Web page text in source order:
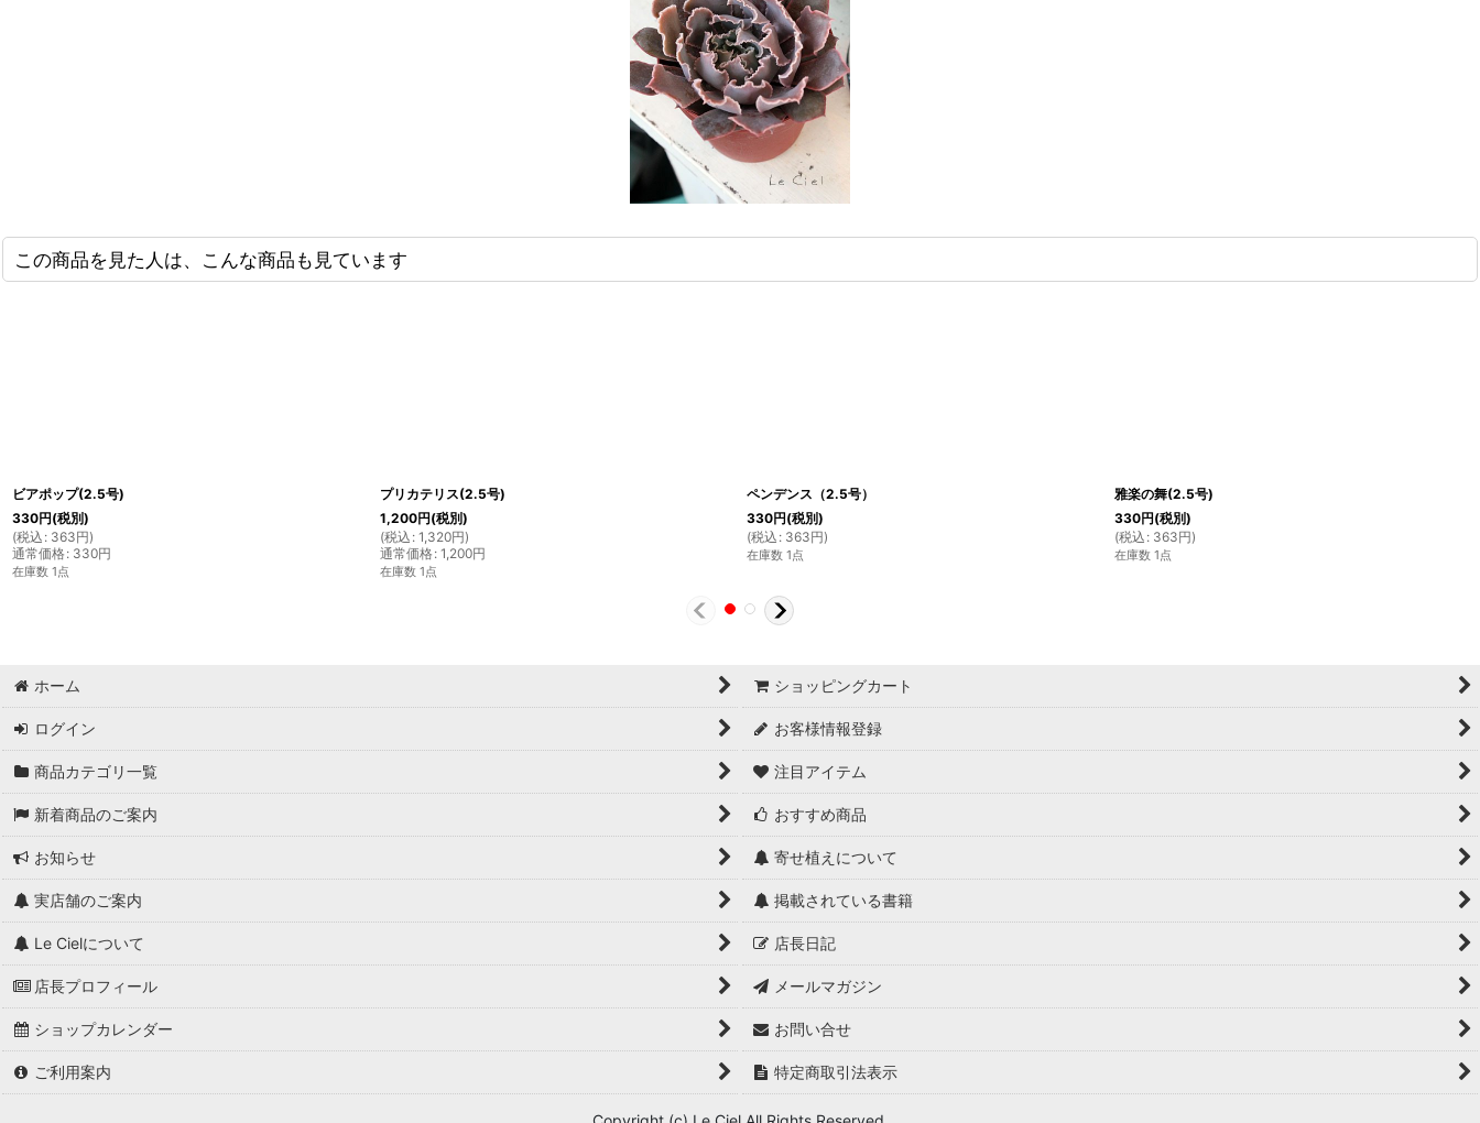
この商品を見た人は、こんな商品も見ています
ビアポップ(2.5号)
330円(税別)
(税込 : 363円)
通常価格: 330円
在庫数 1点
プリカテリス(2.5号)
1,200円(税別)
(税込 : 1,320円)
通常価格: 1,200円
在庫数 1点
ペンデンス（2.5号）
330円(税別)
(税込 : 363円)
在庫数 1点
雅楽の舞(2.5号)
330円(税別)
(税込 : 363円)
在庫数 1点
ホーム ショッピングカート
ログイン お客様情報登録
商品カテゴリ一覧 注目アイテム
新着商品のご案内 おすすめ商品
お知らせ 寄せ植えについて
実店舗のご案内 掲載されている書籍
Le Cielについて 店長日記
店長プロフィール メールマガジン
ショップカレンダー お問い合せ
ご利用案内 特定商取引法表示